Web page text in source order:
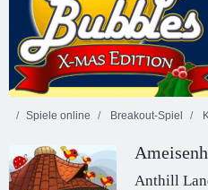
Saftiger Armaturenbrett
Spiele online Breakout-Spiel
Anthill